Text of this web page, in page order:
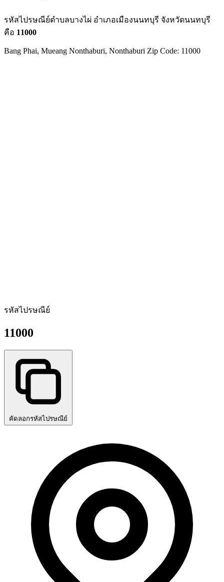
รหัสไปรษณีย์ตำบลบางไผ่ อำเภอเมืองนนทบุรี จังหวัดนนทบุรี
คือ 11000
Bang Phai, Mueang Nonthaburi, Nonthaburi Zip Code: 11000
รหัสไปรษณีย์
11000
คัดลอกรหัสไปรษณีย์